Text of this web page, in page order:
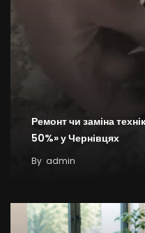
Ремонт чи заміна
50%» у Чернівцях
By admin